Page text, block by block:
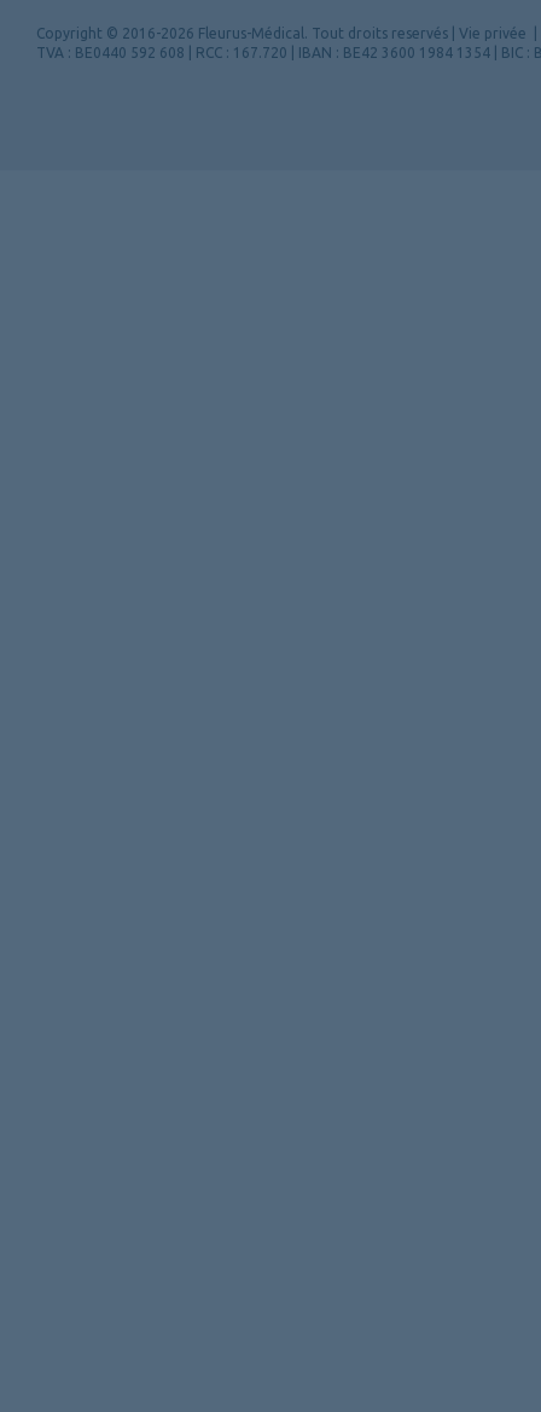
Copyright © 2016-2026 Fleurus-Médical. Tout droits reservés Vie privée
TVA : BE0440 592 608 | RCC : 167.720 | IBAN : BE42 3600 1984 1354 | BIC :